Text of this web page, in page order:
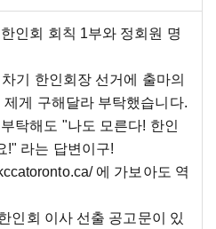
인회 회칙 1부와 정회원 명
기 한인회장 선거에 출마의
게 구해달라 부탁했습니다.
탁해도 "나도 모른다! 한인
!" 라는 답변이구!
에 가보아도 역
인회 이사 선출 공고문이 있